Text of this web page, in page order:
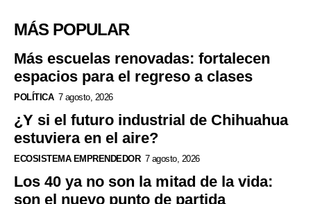
MÁS POPULAR
Más escuelas renovadas: fortalecen
espacios para el regreso a clases
POLÍTICA 7 agosto, 2026
¿Y si el futuro industrial de Chihuahua
estuviera en el aire?
ECOSISTEMA EMPRENDEDOR 7 agosto, 2026
Los 40 ya no son la mitad de la vida:
son el nuevo punto de partida